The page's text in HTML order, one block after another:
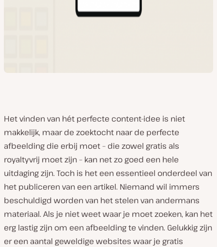
Het vinden van hét perfecte content-idee is niet
makkelijk, maar de zoektocht naar de perfecte
afbeelding die erbij moet – die zowel gratis als
royaltyvrij moet zijn – kan net zo goed een hele
uitdaging zijn. Toch is het een essentieel onderdeel van
het publiceren van een artikel. Niemand wil immers
beschuldigd worden van het stelen van andermans
materiaal. Als je niet weet waar je moet zoeken, kan het
erg lastig zijn om een afbeelding te vinden. Gelukkig zijn
er een aantal geweldige websites waar je gratis